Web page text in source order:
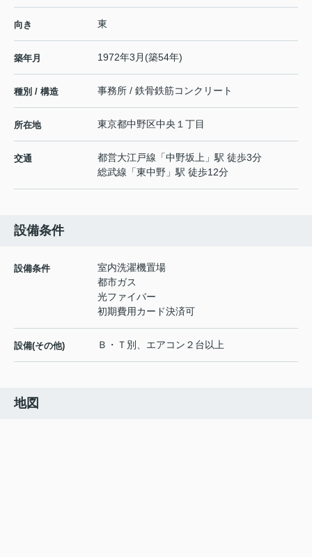
向き 東
築年月 1972年3月(築54年)
種別 / 構造 事務所 / 鉄骨鉄筋コンクリート
所在地 東京都中野区中央 １丁目
交通 都営大江戸線 「中野坂上 」駅 徒歩3分
総武線 「東中野 」駅 徒歩12分
設備条件
設備条件
室内洗濯機置場
都市ガス
光ファイバー
初期費用カード決済可
設備(その他) Ｂ・Ｔ別、エアコン２台以上
地図